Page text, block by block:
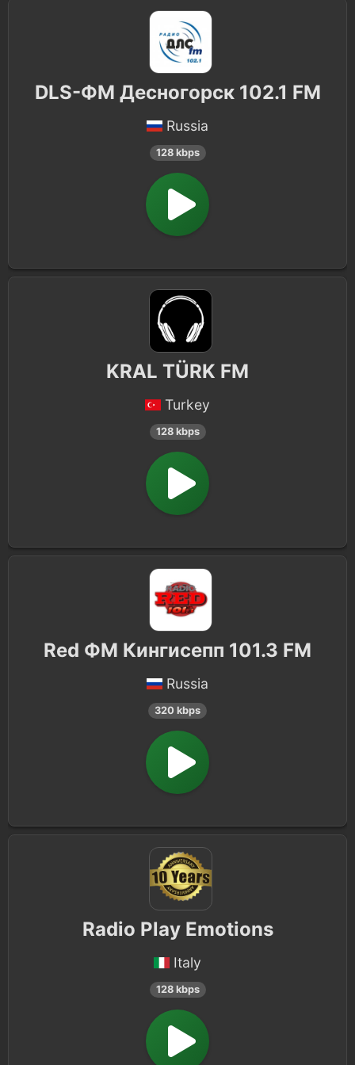
DLS-ФМ Десногорск 102.1 FM
Russia
128 kbps
KRAL TÜRK FM
Turkey
128 kbps
Red ФМ Кингисепп 101.3 FM
Russia
320 kbps
Radio Play Emotions
Italy
128 kbps